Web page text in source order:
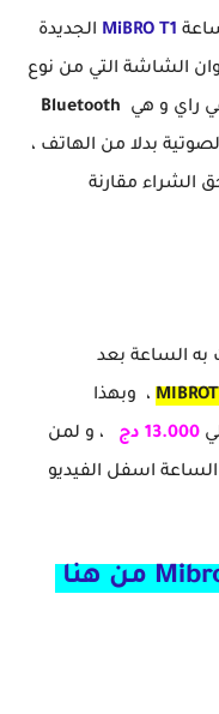
MiBRO T1 الجديدة
الشاشة التي من نوع
راي و هي Bluetooth
بدلا من الهاتف ،
الشراء مقارنة
به الساعة بعد
، وبهذا
13.000 دج
، و لمن
اسفل الفيديو